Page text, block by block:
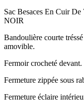
Sac Besaces En Cuir
NOIR
Bandoulière courte
amovible.
Fermoir crocheté devant.
Fermeture zippée sous
Fermeture éclaire